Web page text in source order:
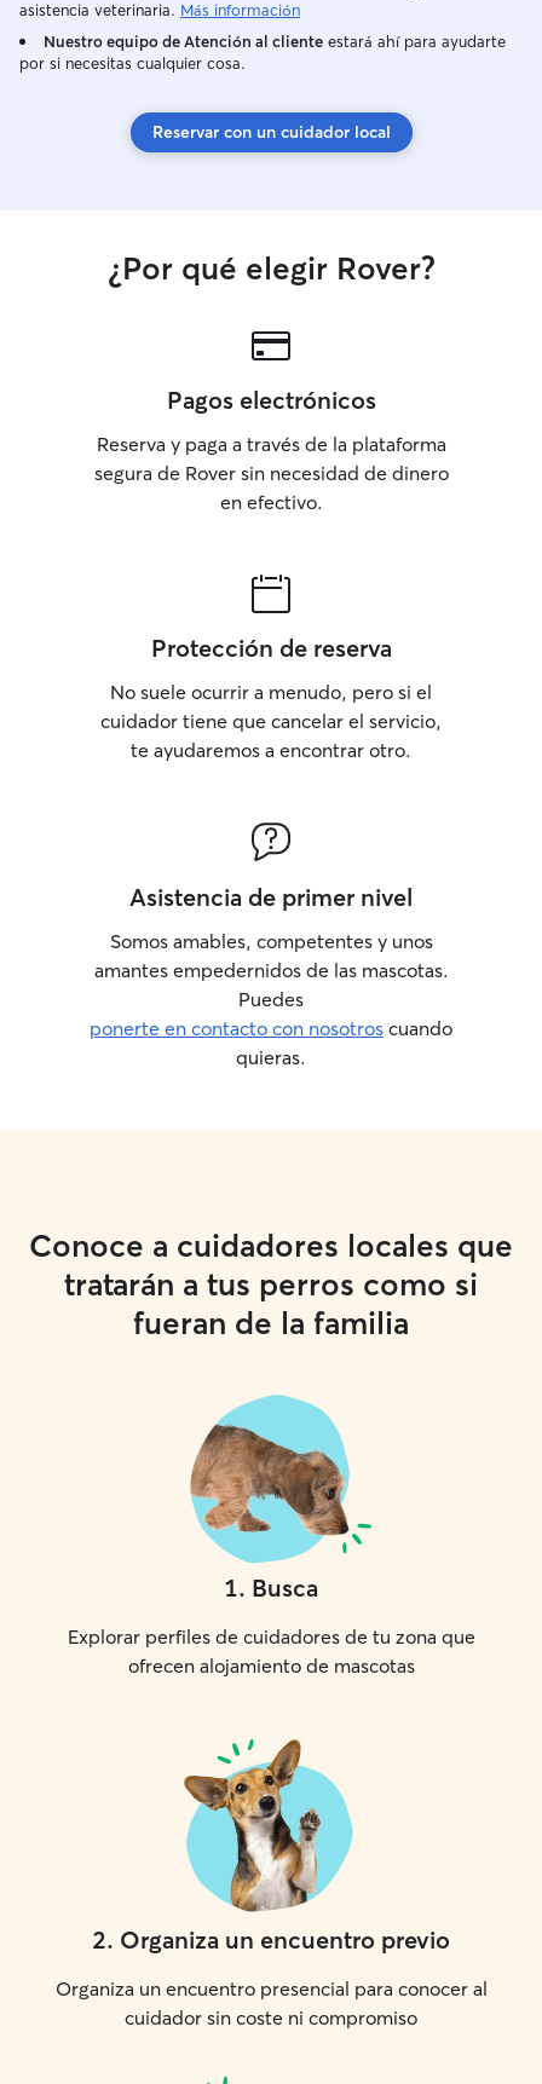
asistencia veterinaria. Más información
Nuestro equipo de Atención al cliente estará ahí para ayudarte
por si necesitas cualquier cosa.
Reservar con un cuidador local
¿Por qué elegir Rover?
Pagos electrónicos
Reserva y paga a través de la plataforma
segura de Rover sin necesidad de dinero
en efectivo.
Protección de reserva
No suele ocurrir a menudo, pero si el
cuidador tiene que cancelar el servicio,
te ayudaremos a encontrar otro.
Asistencia de primer nivel
Somos amables, competentes y unos
amantes empedernidos de las mascotas.
Puedes
ponerte en contacto con nosotros cuando
quieras.
Conoce a cuidadores locales que
tratarán a tus perros como si
fueran de la familia
1. Busca
Explorar perfiles de cuidadores de tu zona que
ofrecen alojamiento de mascotas
2. Organiza un encuentro previo
Organiza un encuentro presencial para conocer al
cuidador sin coste ni compromiso